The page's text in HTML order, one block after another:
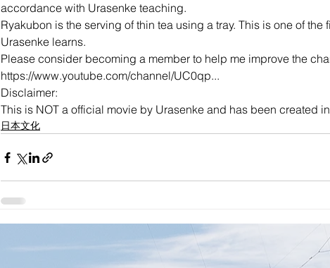
accordance with Urasenke teaching.
Ryakubon is the serving of thin tea using a tray. This is one of
Urasenke learns.
Please consider becoming a member to help me improve the
https://www.youtube.com/channel/UC0qp...
Disclaimer:
This is NOT a official movie by Urasenke and has been created
日本文化